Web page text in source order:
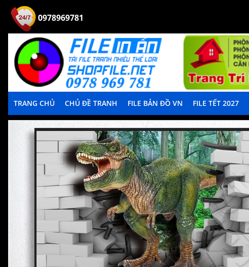
0978969781
TRANG CHỦ CHỦ ĐỀ TRANH FILE BẢN ĐỒ VN FILE TẾT 2027